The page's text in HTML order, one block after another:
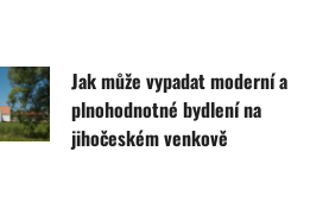
Jak může vypadat moderní a
plnohodnotné bydlení na
jihočeském venkově